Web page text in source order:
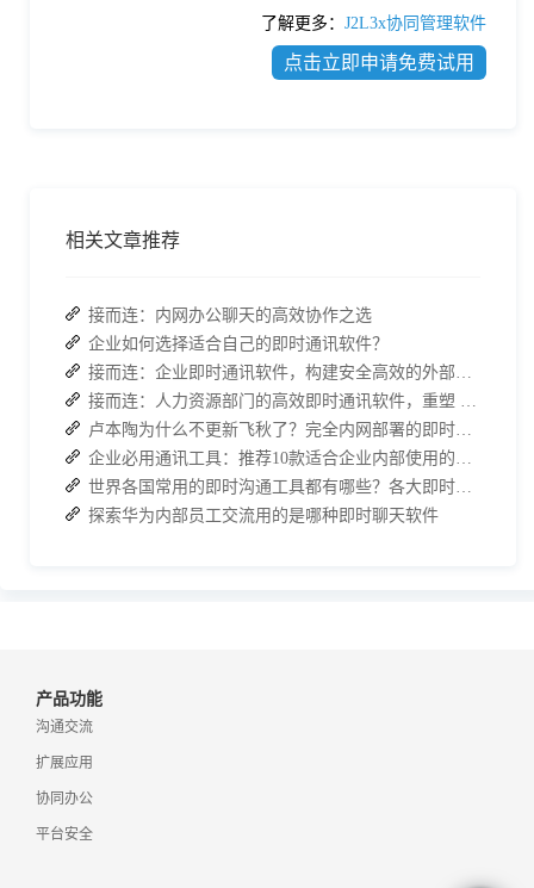
了解更多： J2L3x协同管理软件
点击立即申请免费试用
相关文章推荐
接而连：内网办公聊天的高效协作之选
企业如何选择适合自己的即时通讯软件？
探索华为内部员工交流用的是哪种即时聊天软件
产品功能
沟通交流
扩展应用
协同办公
平台安全